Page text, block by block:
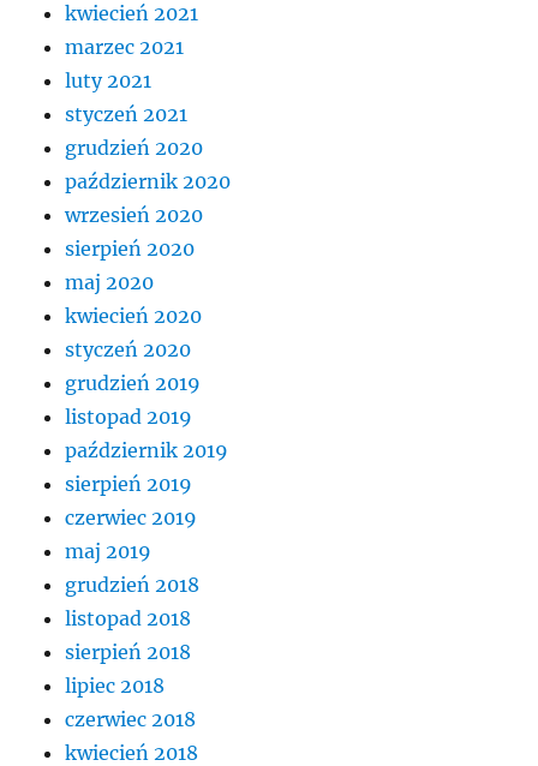
kwiecień 2021
marzec 2021
luty 2021
styczeń 2021
grudzień 2020
październik 2020
wrzesień 2020
sierpień 2020
maj 2020
kwiecień 2020
styczeń 2020
grudzień 2019
listopad 2019
październik 2019
sierpień 2019
czerwiec 2019
maj 2019
grudzień 2018
listopad 2018
sierpień 2018
lipiec 2018
czerwiec 2018
kwiecień 2018